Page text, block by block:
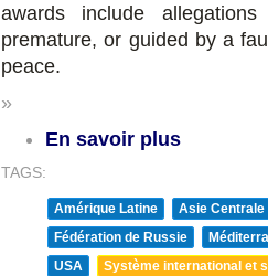
awards include
premature, or guided by a
peace.
»
En savoir plus
TAGS:
Amérique Latine
Asie Centrale
Fédération de Russie
USA
Système international et